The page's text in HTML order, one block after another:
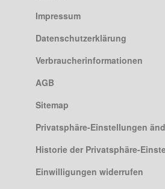
Impressum
Datenschutzerklärung
Verbraucherinformationen
AGB
Sitemap
Privatsphäre-Einstellungen
Historie der Privatsphäre-
Einwilligungen widerrufen